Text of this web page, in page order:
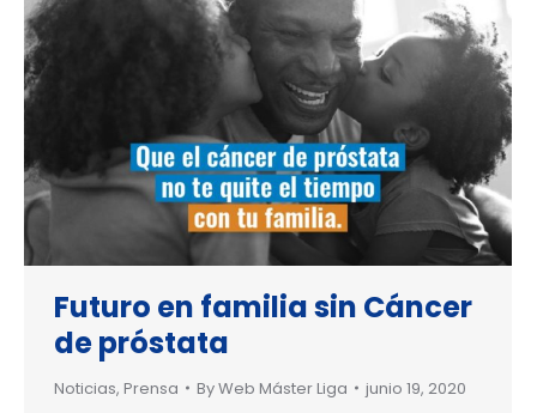
Futuro en familia sin Cáncer
de próstata
Noticias, Prensa ByWeb Máster Liga junio 19, 2020